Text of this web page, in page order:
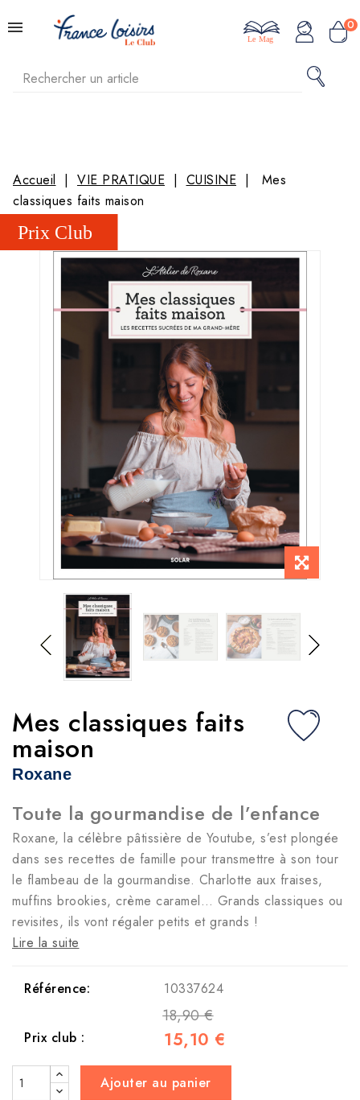
0
Le Mag
Accueil VIE PRATIQUE CUISINE
Mes
classiques faits maison
Mes classiques faits
maison
Roxane
Toute la gourmandise de l’enfance
Roxane, la célèbre pâtissière de Youtube, s’est plongée
dans ses recettes de famille pour transmettre à son tour
le flambeau de la gourmandise. Charlotte aux fraises,
muffins brookies, crème caramel… Grands classiques ou
revisites, ils vont régaler petits et grands !
Lire la suite
Référence: 10337624
18,90 €
Prix club : 15,10 €
Ajouter au panier